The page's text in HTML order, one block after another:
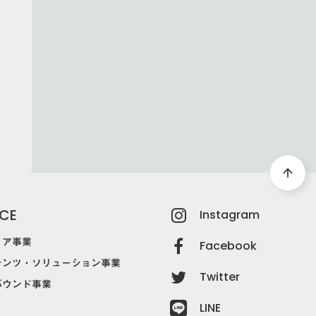
事業
ツ・ソリューション事業
ンド事業
Instagram
Facebook
Twitter
LINE
arrow_upward